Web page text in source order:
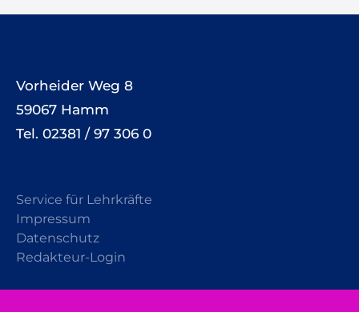
Vorheider Weg 8
59067 Hamm
Tel. 02381 / 97 306 0
Service für Lehrkräfte
Impressum
Datenschutz
Redakteur-Login